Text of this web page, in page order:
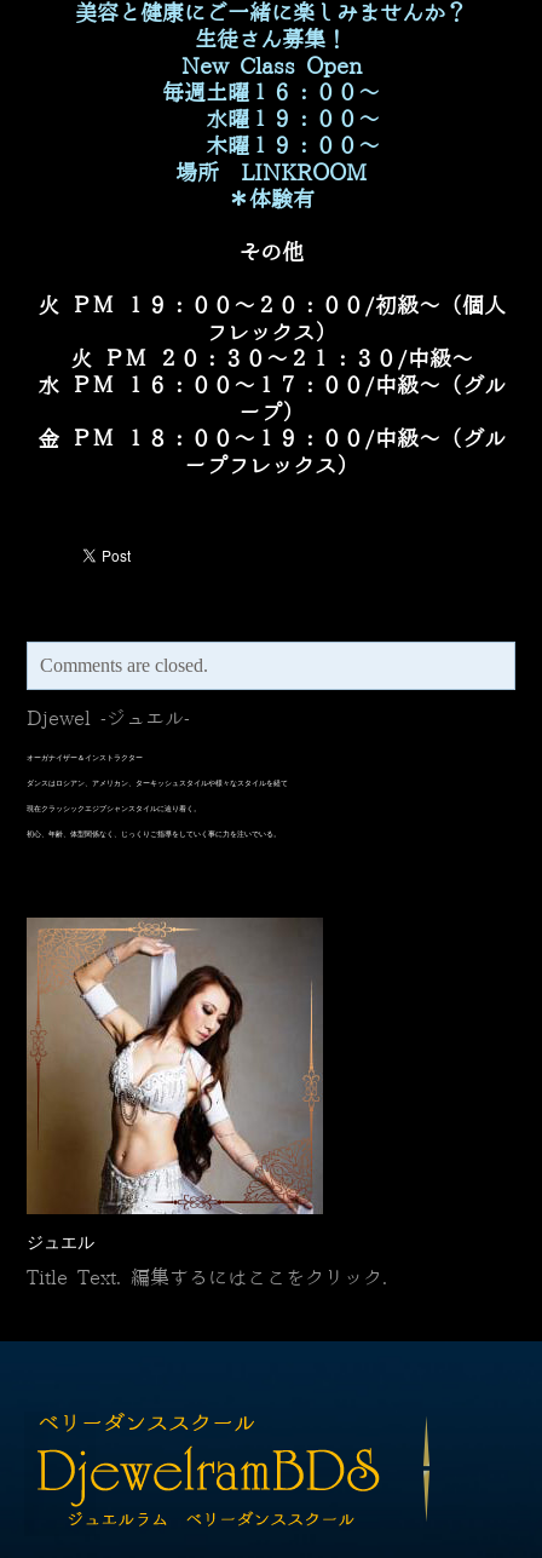
美容と健康にご一緒に楽しみませんか？
生徒さん募集！
New Class Open
毎週土曜１６：００～
水曜１９：００～
木曜１９：００～
場所 LINKROOM
＊体験有
その他
火 ＰＭ １９：００～２０：００/初級～（個人
フレックス）
火 ＰＭ ２０：３０～２１：３０/中級～
水 ＰＭ １６：００～１７：００/中級～（グル
ープ）
金 ＰＭ １８：００～１９：００/中級～（グル
ープフレックス）
Comments are closed.
Djewel -ジュエル-
オーガナイザー＆インストラクター
​ダンスはロシアン、アメリカン、ターキッシュスタイルや様々なスタイルを経て
現在クラッシックエジプシャンスタイルに辿り着く。
初心、年齢、体型関係なく、じっくりご指導をしていく事に力を注いでいる。
ジュエル
Title Text. 編集するにはここをクリック.